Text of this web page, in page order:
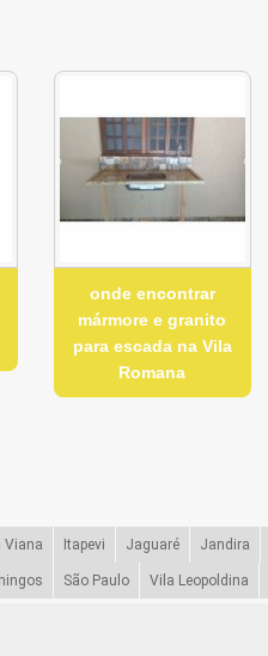
onde encontrar
mármore e granito
para escada na Vila
Romana
Viana Itapevi Jaguaré Jandira
São Paulo Vila Leopoldina